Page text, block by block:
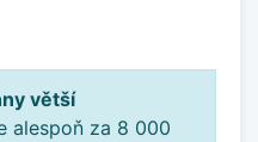
větší
alespoň za 8 000